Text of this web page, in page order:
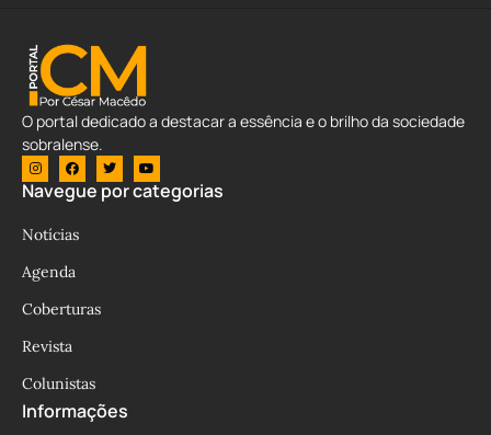
O portal dedicado a destacar a essência e o brilho da sociedade
sobralense.
Navegue por categorias
Notícias
Agenda
Coberturas
Revista
Colunistas
Informações